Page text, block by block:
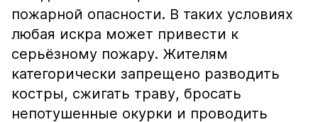
пожарной опасности. В таких условиях
любая искра может привести к
серьёзному пожару. Жителям
категорически запрещено разводить
костры, сжигать траву, бросать
непотушенные окурки и проводить